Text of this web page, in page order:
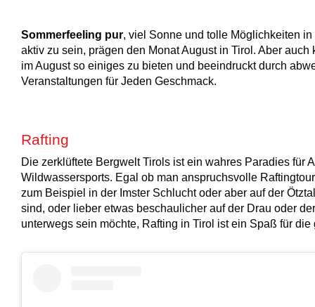
Sommerfeeling pur, viel Sonne und tolle Möglichkeiten
aktiv zu sein, prägen den Monat August in Tirol. Aber auch
im August so einiges zu bieten und beeindruckt durch
Veranstaltungen für Jeden Geschmack.
Rafting
Die zerklüftete Bergwelt Tirols ist ein wahres Paradies für
Wildwassersports. Egal ob man anspruchsvolle
zum Beispiel in der Imster Schlucht oder aber auf der
sind, oder lieber etwas beschaulicher auf der Drau oder
unterwegs sein möchte, Rafting in Tirol ist ein Spaß für